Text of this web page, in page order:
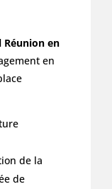
en
en
de la
de